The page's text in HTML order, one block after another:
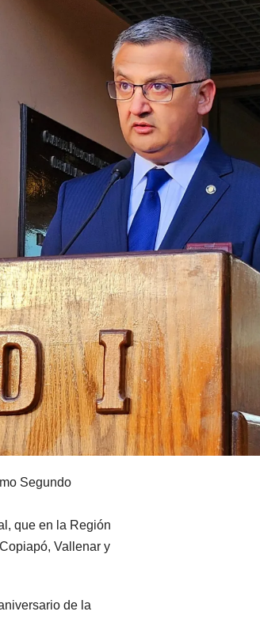
Segundo
que en la Región
Vallenar y
de la